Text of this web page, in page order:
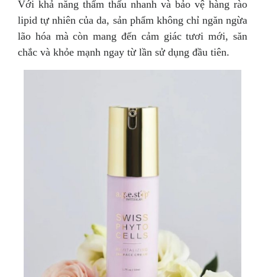
Với khả năng thẩm thấu nhanh và bảo vệ hàng rào
lipid tự nhiên của da, sản phẩm không chỉ ngăn ngừa
lão hóa mà còn mang đến cảm giác tươi mới, săn
chắc và khỏe mạnh ngay từ lần sử dụng đầu tiên.